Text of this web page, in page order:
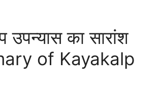
उपन्यास का सारांश
of Kayakalp